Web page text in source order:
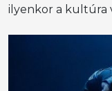
ilyenkor a kultúra